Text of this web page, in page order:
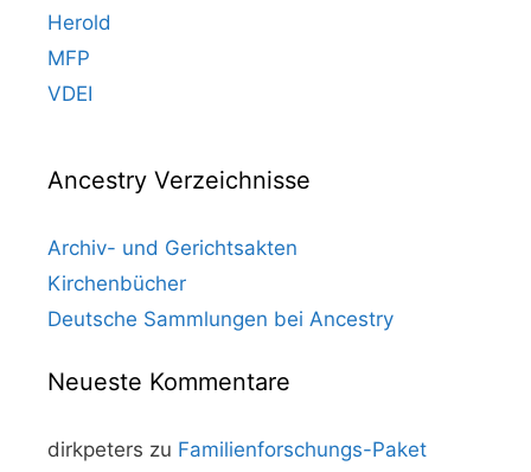
Herold
MFP
VDEI
Ancestry Verzeichnisse
Archiv- und Gerichtsakten
Kirchenbücher
Deutsche Sammlungen bei Ancestry
Neueste Kommentare
dirkpeters zu Familienforschungs-Paket